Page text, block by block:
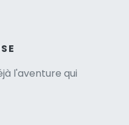
l'aventure qui